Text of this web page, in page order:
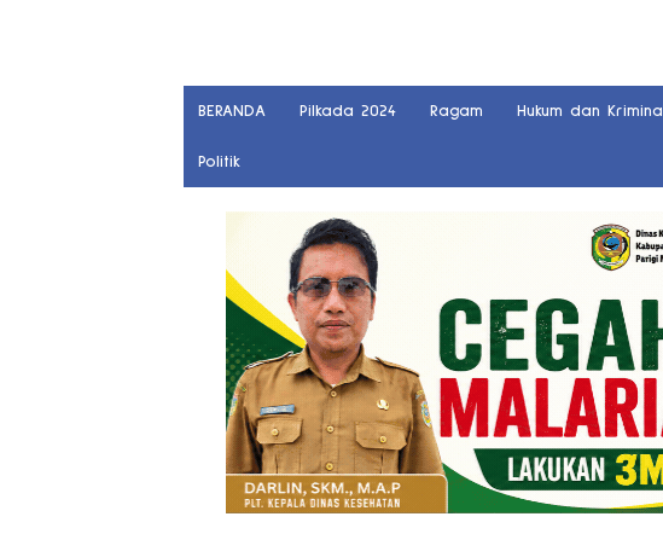
BERANDA Pilkada 2024 Ragam Hukum dan Kriminal
Politik